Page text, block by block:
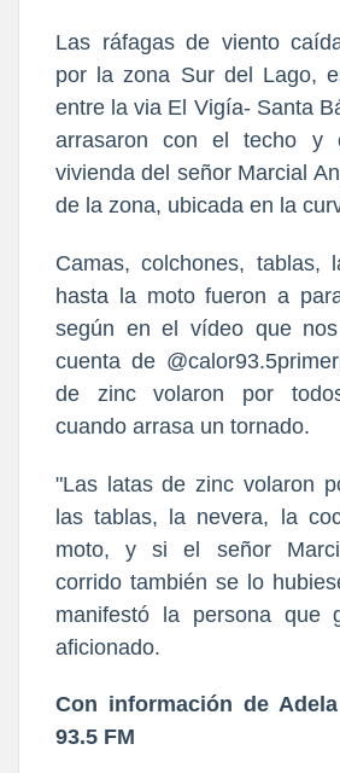
Las ráfagas de viento
por la zona Sur del Lago,
entre la via El Vigía- Santa
arrasaron con el techo y
vivienda del señor Marcial
de la zona, ubicada en la
Camas, colchones, tablas,
hasta la moto fueron a
según en el vídeo que
cuenta de
de zinc volaron por
cuando arrasa un tornado.
"Las latas de zinc volaron
las tablas, la nevera, la
moto, y si el señor
corrido también se lo
manifestó la persona que
aficionado.
Con información de
93.5 FM